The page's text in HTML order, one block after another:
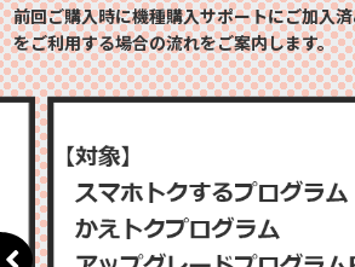
前回ご購入時に機種購入サポートにご加入
をご利用する場合の流れをご案内します。